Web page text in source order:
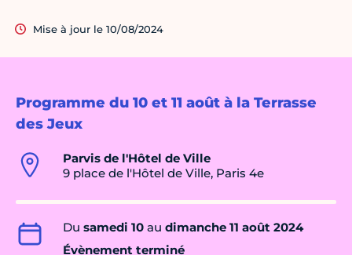
Programme du 10 et 11 août à la Terrasse
des Jeux
Parvis de l'Hôtel de Ville
9 place de l'Hôtel de Ville, Paris 4e
Du samedi 10 au dimanche 11 août 2024
Évènement terminé
Mise à jour le 10/08/2024